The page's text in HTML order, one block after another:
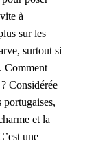
à
sur les
surtout si
Comment
Considérée
portugaises,
et la
une